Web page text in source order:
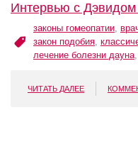
Интервью с
законы гомеопатии,
закон подобия,
лечение болезни дауна,
ЧИТАТЬ ДАЛЕЕ